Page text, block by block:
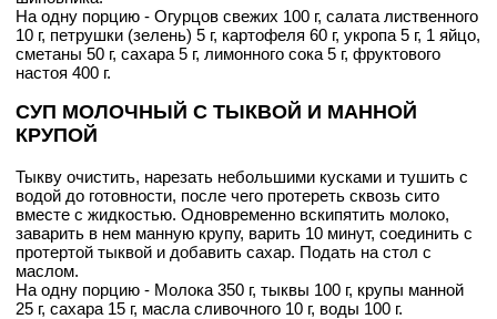
На одну порцию - Огурцов свежих 100 г, салата лиственного
10 г, петрушки (зелень) 5 г, картофеля 60 г, укропа 5 г, 1 яйцо,
сметаны 50 г, сахара 5 г, лимонного сока 5 г, фруктового
настоя 400 г.
СУП МОЛОЧНЫЙ С ТЫКВОЙ И МАННОЙ
КРУПОЙ
Тыкву очистить, нарезать небольшими кусками и тушить с
водой до готовности, после чего протереть сквозь сито
вместе с жидкостью. Одновременно вскипятить молоко,
заварить в нем манную крупу, варить 10 минут, соединить с
протертой тыквой и добавить сахар. Подать на стол с
маслом.
На одну порцию - Молока 350 г, тыквы 100 г, крупы манной
25 г, сахара 15 г, масла сливочного 10 г, воды 100 г.